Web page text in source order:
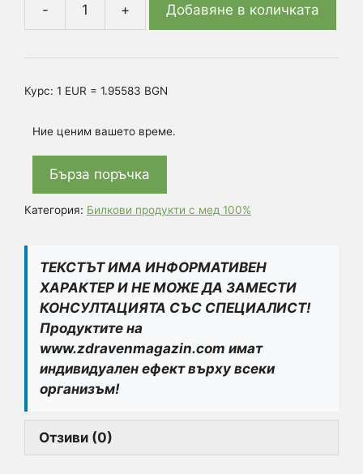
количество
Мед
с
Прашец
(Pinus
nigra)
продукт
Добавяне в количката
Курс: 1 EUR = 1.95583 BGN
Ние ценим вашето време.
Бърза поръчка
Категория: Билкови продукти с мед 100%
ТЕКСТЪТ ИМА ИНФОРМАТИВЕН
ХАРАКТЕР И НЕ МОЖЕ ДА ЗАМЕСТИ
КОНСУЛТАЦИЯТА СЪС СПЕЦИАЛИСТ!
Продуктите на
www.zdravenmagazin.com имат
индивидуален ефект върху всеки
организъм!
Отзиви (0)